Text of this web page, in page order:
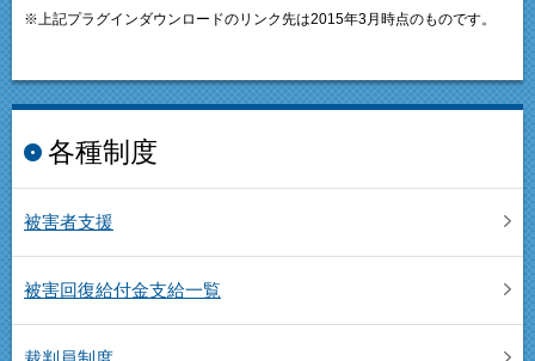
※上記プラグインダウンロードのリンク先は2015年3月時点のものです。
各種制度
被害者支援
被害回復給付金支給一覧